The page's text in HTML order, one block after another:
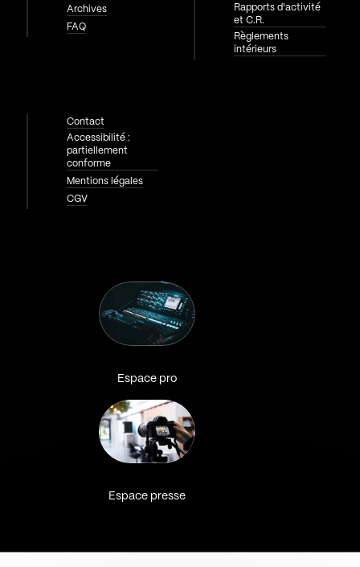
Archives
FAQ
Rapports d'activité
et C.R.
Règlements
intérieurs
Contact
Accessibilité :
partiellement
conforme
Mentions légales
CGV
Espace pro
Espace presse